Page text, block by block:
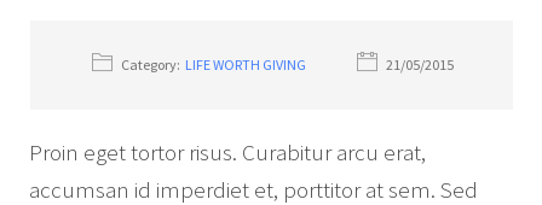
Category: LIFE WORTH GIVING 21/05/2015
Proin eget tortor risus. Curabitur arcu erat,
accumsan id imperdiet et, porttitor at sem. Sed